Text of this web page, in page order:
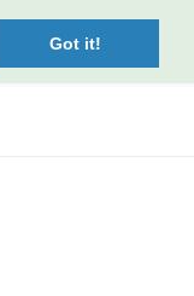
Got it!